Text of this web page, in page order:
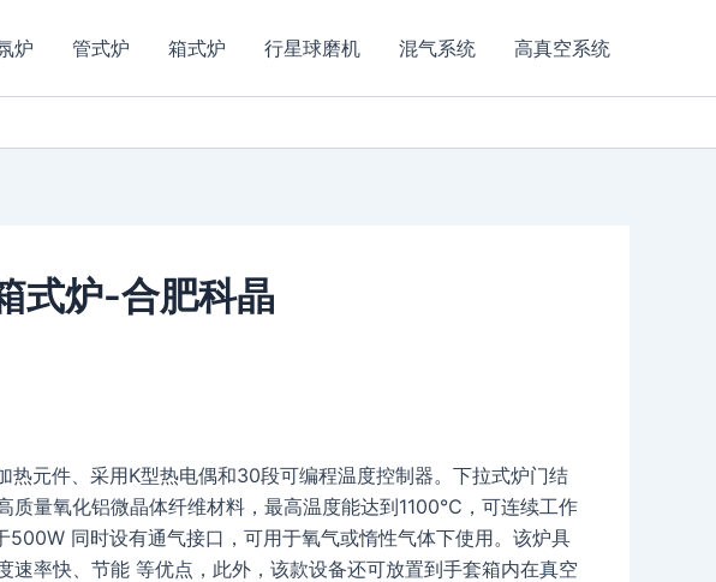
炉 管式炉 箱式炉 行星球磨机 混气系统 高真空系统
式炉-合肥科晶
热元件、采用K型热电偶和30段可编程温度控制器。下拉式炉门结
质量氧化铝微晶体纤维材料，最高温度能达到1100℃，可连续工作
同时设有通气接口，可用于氧气或惰性气体下使用。该炉具
速率快、节能 等优点，此外，该款设备还可放置到手套箱内在真空